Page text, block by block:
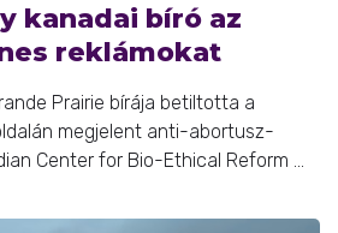
kanadai bíró az
reklámokat
Prairie bírája betiltotta a
megjelent anti-abortusz-
Center for Bio-Ethical Reform ...